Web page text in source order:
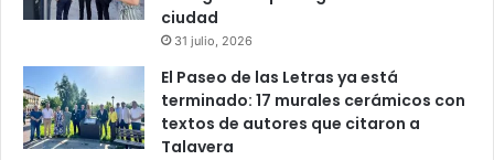
ciudad
31 julio, 2026
El Paseo de las Letras ya está
terminado: 17 murales cerámicos con
textos de autores que citaron a
Talavera